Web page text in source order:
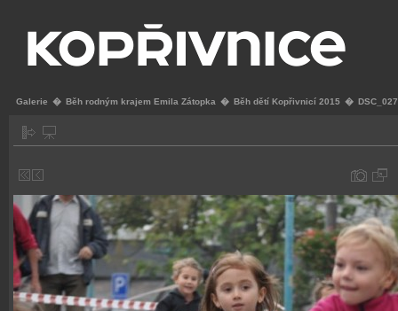
Galerie � Běh rodným krajem Emila Zátopka � Běh dětí Kopřivnicí 2015 �